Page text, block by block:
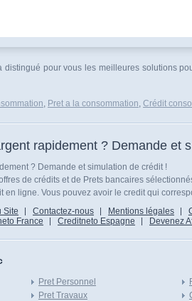
distingué pour vous les meilleures solutions
, Pret a la consommation, Crédit
rapidement ? Demande et
? Demande et simulation de crédit !
de crédits et de Prets bancaires
en ligne. Vous pouvez avoir le credit qui
Site Contactez-nous Mentions légales
France Creditneto Espagne Devenez
Pret Personnel
Pret Travaux